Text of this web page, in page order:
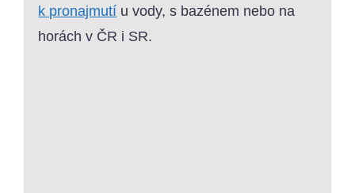
k pronajmutí u vody, s bazénem nebo na
horách v ČR i SR.